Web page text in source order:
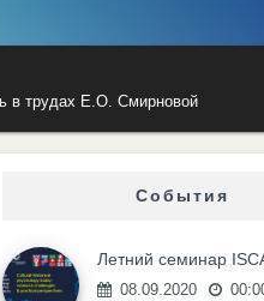
в трудах Е.О. Смирновой
События
Летний семинар
08.09.2020